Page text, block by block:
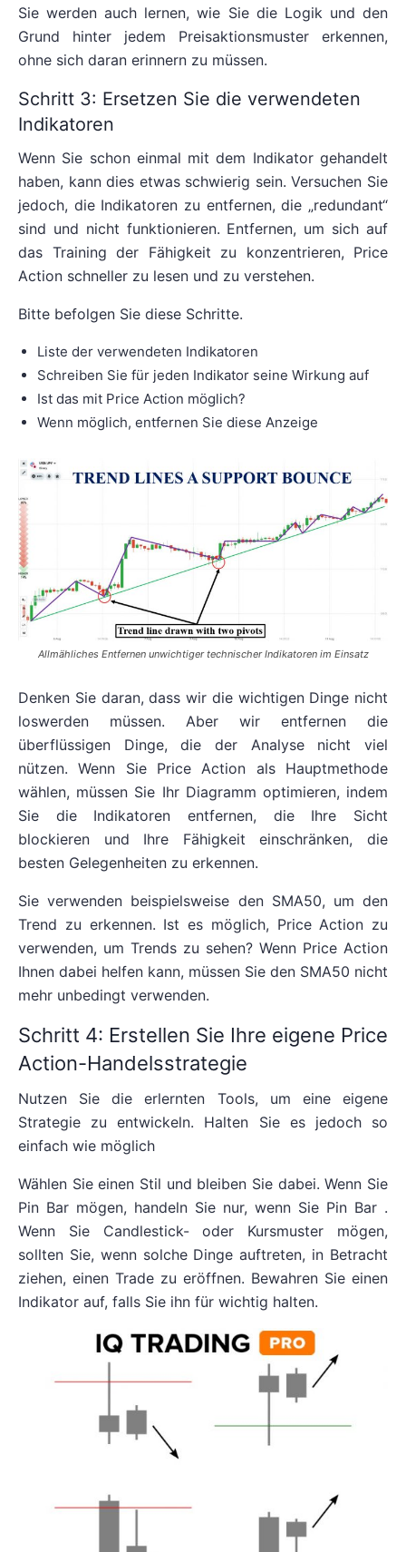
Sie werden auch lernen, wie Sie die Logik und den
Grund hinter jedem Preisaktionsmuster erkennen,
ohne sich daran erinnern zu müssen.
Schritt 3: Ersetzen Sie die verwendeten
Indikatoren
Wenn Sie schon einmal mit dem Indikator gehandelt
haben, kann dies etwas schwierig sein. Versuchen Sie
jedoch, die Indikatoren zu entfernen, die „redundant“
sind und nicht funktionieren. Entfernen, um sich auf
das Training der Fähigkeit zu konzentrieren, Price
Action schneller zu lesen und zu verstehen.
Bitte befolgen Sie diese Schritte.
Liste der verwendeten Indikatoren
Schreiben Sie für jeden Indikator seine Wirkung auf
Ist das mit Price Action möglich?
Wenn möglich, entfernen Sie diese Anzeige
Allmähliches Entfernen unwichtiger technischer Indikatoren im Einsatz
Denken Sie daran, dass wir die wichtigen Dinge nicht
loswerden müssen. Aber wir entfernen die
überflüssigen Dinge, die der Analyse nicht viel
nützen. Wenn Sie Price Action als Hauptmethode
wählen, müssen Sie Ihr Diagramm optimieren, indem
Sie die Indikatoren entfernen, die Ihre Sicht
blockieren und Ihre Fähigkeit einschränken, die
besten Gelegenheiten zu erkennen.
Sie verwenden beispielsweise den SMA50, um den
Trend zu erkennen. Ist es möglich, Price Action zu
verwenden, um Trends zu sehen? Wenn Price Action
Ihnen dabei helfen kann, müssen Sie den SMA50 nicht
mehr unbedingt verwenden.
Schritt 4: Erstellen Sie Ihre eigene Price
Action-Handelsstrategie
Nutzen Sie die erlernten Tools, um eine eigene
Strategie zu entwickeln. Halten Sie es jedoch so
einfach wie möglich
Wählen Sie einen Stil und bleiben Sie dabei. Wenn Sie
Pin Bar mögen, handeln Sie nur, wenn Sie Pin Bar .
Wenn Sie Candlestick- oder Kursmuster mögen,
sollten Sie, wenn solche Dinge auftreten, in Betracht
ziehen, einen Trade zu eröffnen. Bewahren Sie einen
Indikator auf, falls Sie ihn für wichtig halten.